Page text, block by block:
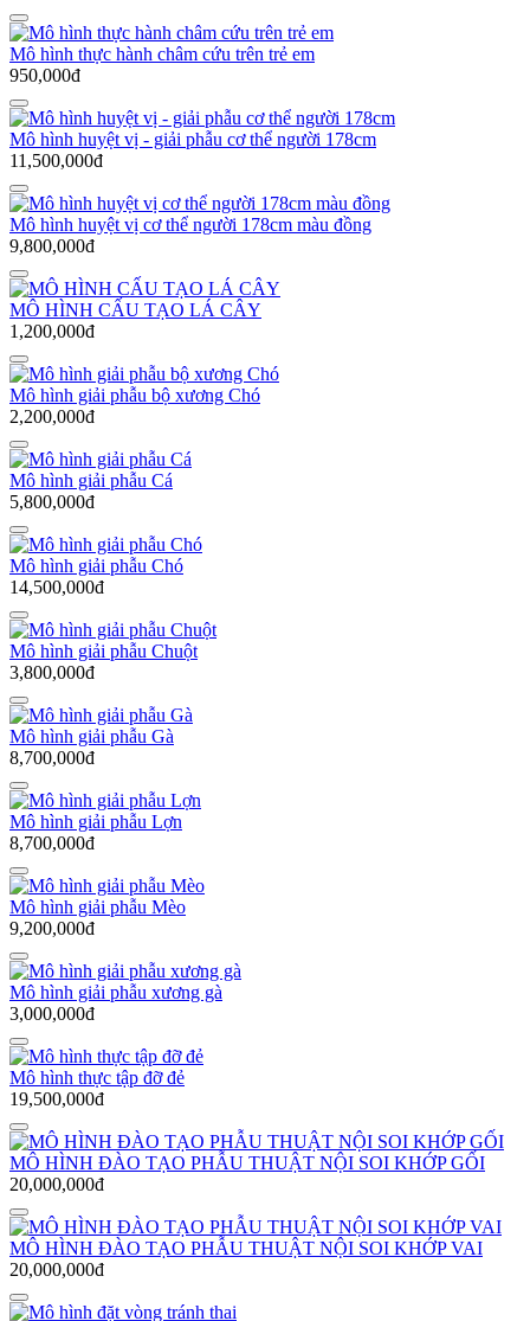
Mô hình thực hành châm cứu trên trẻ em
950,000đ
Mô hình huyệt vị - giải phẫu cơ thể người 178cm
11,500,000đ
Mô hình huyệt vị cơ thể người 178cm màu đồng
9,800,000đ
MÔ HÌNH CẤU TẠO LÁ CÂY
1,200,000đ
Mô hình giải phẫu bộ xương Chó
2,200,000đ
Mô hình giải phẫu Cá
5,800,000đ
Mô hình giải phẫu Chó
14,500,000đ
Mô hình giải phẫu Chuột
3,800,000đ
Mô hình giải phẫu Gà
8,700,000đ
Mô hình giải phẫu Lợn
8,700,000đ
Mô hình giải phẫu Mèo
9,200,000đ
Mô hình giải phẫu xương gà
3,000,000đ
Mô hình thực tập đỡ đẻ
19,500,000đ
MÔ HÌNH ĐÀO TẠO PHẪU THUẬT NỘI SOI KHỚP GỐI
20,000,000đ
MÔ HÌNH ĐÀO TẠO PHẪU THUẬT NỘI SOI KHỚP VAI
20,000,000đ